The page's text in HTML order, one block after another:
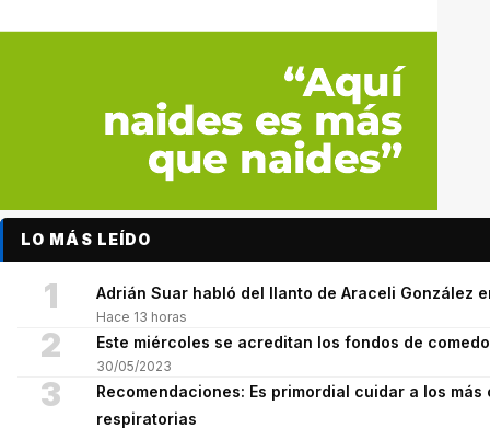
LO MÁS LEÍDO
1 Adrián Suar habló del llanto de Araceli González
Hace 13 horas
2 Este miércoles se acreditan los fondos de
30/05/2023
3
Recomendaciones: Es primordial cuidar a los
respiratorias